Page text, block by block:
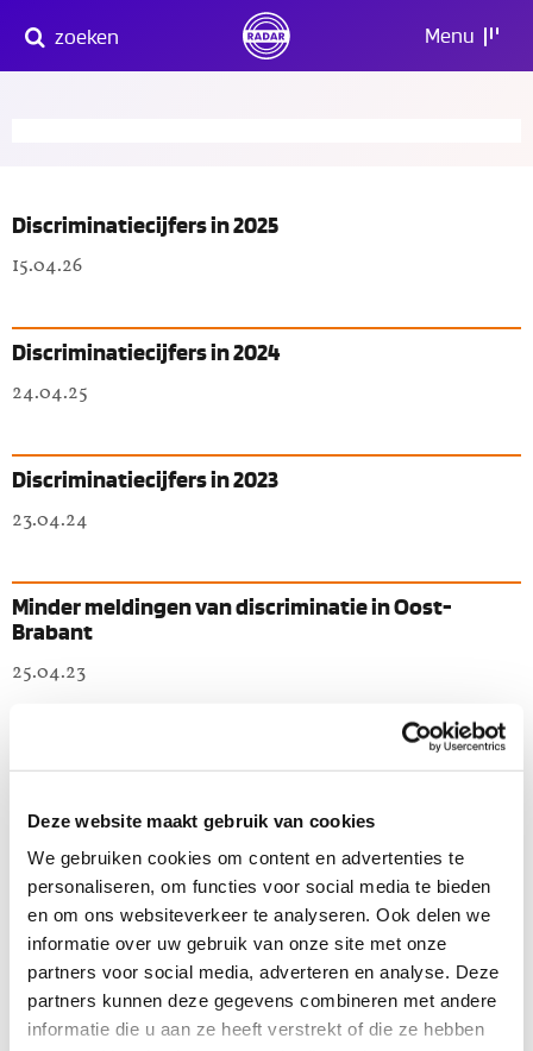
Deze website maakt gebruik van cookies
We gebruiken cookies om content en advertenties te
personaliseren, om functies voor social media te bieden
en om ons websiteverkeer te analyseren. Ook delen we
informatie over uw gebruik van onze site met onze
partners voor social media, adverteren en analyse. Deze
partners kunnen deze gegevens combineren met andere
informatie die u aan ze heeft verstrekt of die ze hebben
naar
content
zoeken Menu
Discriminatiecijfers in 2025
15.04.26
Discriminatiecijfers in 2024
24.04.25
Discriminatiecijfers in 2023
23.04.24
Minder meldingen van discriminatie in Oost-
Brabant
25.04.23
Politie registreert meer discriminatie-incidenten in
25.04.23
Minder meldingen van discriminatie in regio
Rotterdam
25.04.23